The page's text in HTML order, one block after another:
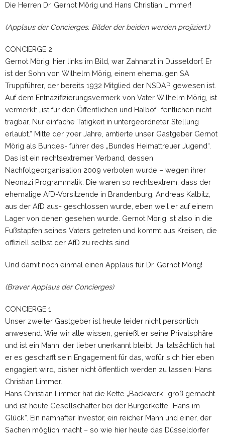
Die Herren Dr. Gernot Mörig und Hans Christian Limmer!
(Applaus der Concierges. Bilder der beiden werden projiziert.)
CONCIERGE 2
Gernot Mörig, hier links im Bild, war Zahnarzt in Düsseldorf. Er
ist der Sohn von Wilhelm Mörig, einem ehemaligen SA
Truppführer, der bereits 1932 Mitglied der NSDAP gewesen ist.
Auf dem Entnazifizierungsvermerk von Vater Wilhelm Mörig, ist
vermerkt: „ist für den Öffentlichen und Halböf- fentlichen nicht
tragbar. Nur einfache Tätigkeit in untergeordneter Stellung
erlaubt.“ Mitte der 70er Jahre, amtierte unser Gastgeber Gernot
Mörig als Bundes- führer des „Bundes Heimattreuer Jugend“.
Das ist ein rechtsextremer Verband, dessen
Nachfolgeorganisation 2009 verboten wurde – wegen ihrer
Neonazi Programmatik. Die waren so rechtsextrem, dass der
ehemalige AfD-Vorsitzende in Brandenburg, Andreas Kalbitz,
aus der AfD aus- geschlossen wurde, eben weil er auf einem
Lager von denen gesehen wurde. Gernot Mörig ist also in die
Fußstapfen seines Vaters getreten und kommt aus Kreisen, die
offiziell selbst der AfD zu rechts sind.
Und damit noch einmal einen Applaus für Dr. Gernot Mörig!
(Braver Applaus der Concierges)
CONCIERGE 1
Unser zweiter Gastgeber ist heute leider nicht persönlich
anwesend. Wie wir alle wissen, genießt er seine Privatsphäre
und ist ein Mann, der lieber unerkannt bleibt. Ja, tatsächlich hat
er es geschafft sein Engagement für das, wofür sich hier eben
engagiert wird, bisher nicht öffentlich werden zu lassen: Hans
Christian Limmer.
Hans Christian Limmer hat die Kette „Backwerk“ groß gemacht
und ist heute Gesellschafter bei der Burgerkette „Hans im
Glück“. Ein namhafter Investor, ein reicher Mann und einer, der
Sachen möglich macht – so wie hier heute das Düsseldorfer